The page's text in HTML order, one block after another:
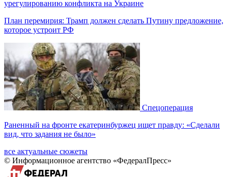
урегулированию конфликта на Украине
План перемирия: Трамп должен сделать Путину предложение,
которое устроит РФ
Спецоперация
Раненный на фронте екатеринбуржец ищет правду: «Сделали
вид, что задания не было»
все актуальные сюжеты
© Информационное агентство «ФедералПресс»